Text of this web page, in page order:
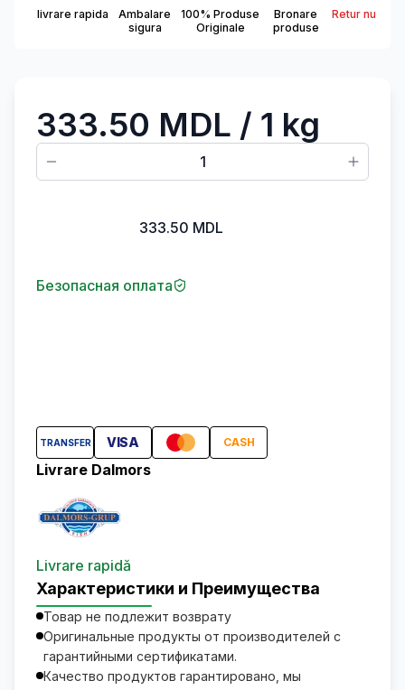
livrare rapida
Ambalare
sigura
100% Produse
Originale
Bronare
produse
Retur nu se
333.50 MDL / 1 kg
1
333.50 MDL
Безопасная оплата
TRANSFER VISA CASH
Livrare Dalmors
Livrare rapidă
Характеристики и Преимущества
Товар не подлежит возврату
Оригинальные продукты от производителей с
гарантийными сертификатами.
Качество продуктов гарантировано, мы